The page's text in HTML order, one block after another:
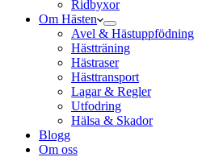
Ridbyxor
Om Hästen
Avel & Hästuppfödning
Hästträning
Hästraser
Hästtransport
Lagar & Regler
Utfodring
Hälsa & Skador
Blogg
Om oss